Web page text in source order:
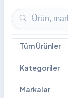
Ürün ara
Tüm Ürünler
Kategoriler
Markalar